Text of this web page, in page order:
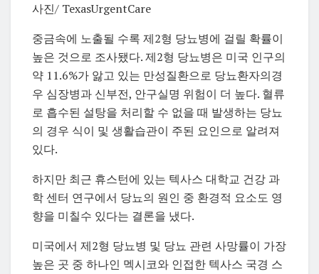
사진/ TexasUrgentCare
중금속에 노출될 수록 제2형 당뇨병에 걸릴 확률이
높은 것으로 조사됐다. 제2형 당뇨병은 미국 인구의
약 11.6%가 앓고 있는 만성질환으로 당뇨환자의경
우 심장병과 신부전, 안구실명 위험이 더 높다. 혈류
로 흡수된 설탕을 처리할 수 없을 때 발생하는 당뇨
의 경우 식이 및 생활습관이 주된 요인으로 알려져
있다.
하지만 최근 휴스턴에 있는 텍사스 대학교 건강 과
학 센터 연구에서 당뇨의 원인 중 환경적 요소도 영
향을 미칠수 있다는 결론을 냈다.
미국에서 제2형 당뇨병 및 당뇨 관련 사망률이 가장
높은 곳 중 하나인 멕시코와 인접한 텍사스 국경 스